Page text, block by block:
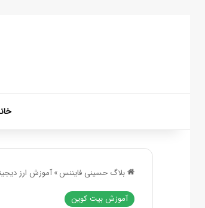
بلاگ حسینی فایننس»آموزش ارز
آموزش بیت کوین